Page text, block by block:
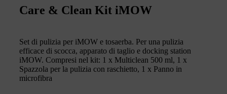
Care & Clean Kit iMOW
Set di pulizia per iMOW e tosaerba. Per una pulizia
efficace di scocca, apparato di taglio e docking station
iMOW. Compresi nel kit: 1 x Multiclean 500 ml, 1 x
Spazzola per la pulizia con raschietto, 1 x Panno in
microfibra